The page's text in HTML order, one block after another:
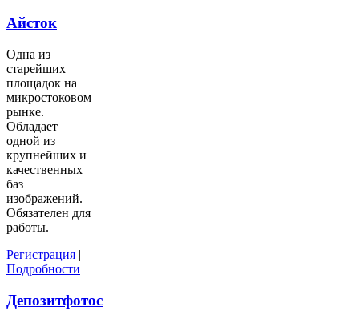
Айсток
Одна из
старейших
площадок на
микростоковом
рынке.
Обладает
одной из
крупнейших и
качественных
баз
изображений.
Обязателен для
работы.
Регистрация |
Подробности
Депозитфотос